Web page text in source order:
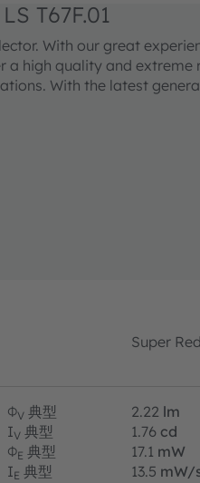
T67F.01
With our great
a high quality and extreme
With the latest
Super
ΦV 典型 2.22 lm
IV 典型 1.76 cd
ΦE 典型 17.1 mW
IE 典型 13.5 mW/